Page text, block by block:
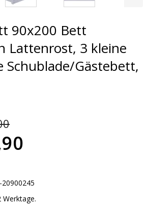
90x200 Bett
Lattenrost, 3 kleine
Schublade/Gästebett,
20900245
Werktage.